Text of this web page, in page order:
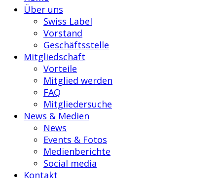
Über uns
Swiss Label
Vorstand
Geschäftsstelle
Mitgliedschaft
Vorteile
Mitglied werden
FAQ
Mitgliedersuche
News & Medien
News
Events & Fotos
Medienberichte
Social media
Kontakt